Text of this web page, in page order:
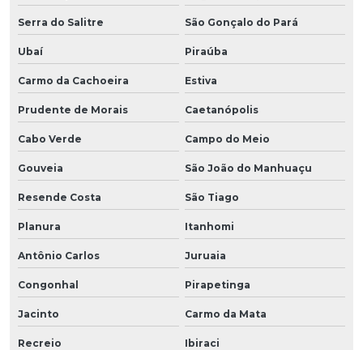
Serra do Salitre São Gonçalo do Pará
Ubaí Piraúba
Carmo da Cachoeira Estiva
Prudente de Morais Caetanópolis
Cabo Verde Campo do Meio
Gouveia São João do Manhuaçu
Resende Costa São Tiago
Planura Itanhomi
Antônio Carlos Juruaia
Congonhal Pirapetinga
Jacinto Carmo da Mata
Recreio Ibiraci